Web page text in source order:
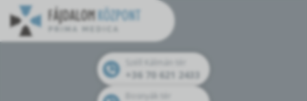
+36 70 621 2433